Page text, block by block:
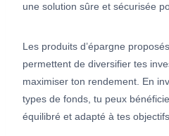
une solution sûre et sécurisée
Les produits d’épargne
permettent de diversifier tes
maximiser ton rendement. En
types de fonds, tu peux
équilibré et adapté à tes